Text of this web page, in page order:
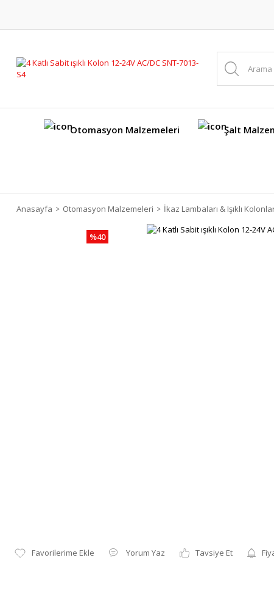
Otomasyon Malzemeleri Şalt
Anasayfa Otomasyon Malzemeleri İkaz Lambaları & Işıklı
%40
Yorum Yaz Tavsiye Et